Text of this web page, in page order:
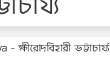
ভট্টাচার্য্য